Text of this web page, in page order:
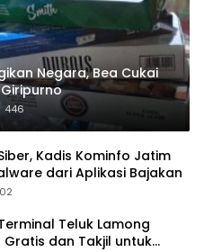
Negara, Bea Cukai
446
Kadis Kominfo Jatim
dari Aplikasi Bajakan
Teluk Lamong
Gratis dan Takjil untuk